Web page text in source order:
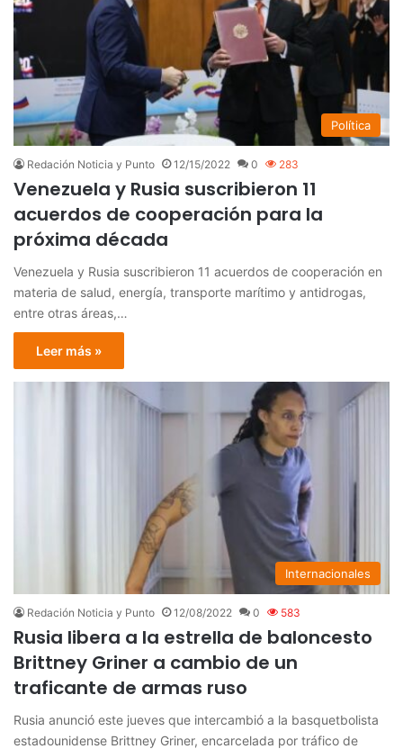
Política
Redación Noticia y Punto 12/15/2022 0 283
Venezuela y Rusia suscribieron 11
acuerdos de cooperación para la
próxima década
Venezuela y Rusia suscribieron 11 acuerdos de cooperación en
materia de salud, energía, transporte marítimo y antidrogas,
entre otras áreas,…
Leer más »
Internacionales
Redación Noticia y Punto 12/08/2022 0 583
Rusia libera a la estrella de baloncesto
Brittney Griner a cambio de un
traficante de armas ruso
Rusia anunció este jueves que intercambió a la basquetbolista
estadounidense Brittney Griner, encarcelada por tráfico de